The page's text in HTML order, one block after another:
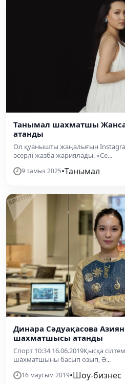
Танымал шахматшы
атанды
Ол қуанышты жаңалығын
әсерлі жазба жариялады. «Се...
9 тамыз 2025•Танымал
Динара Сәдуақасова
шахматшысы атанды
Спорт 10:34 16.06.2019Қысқа
шахматшыны басып озып, Ә...
16 маусым 2019•Шоу-бизнес